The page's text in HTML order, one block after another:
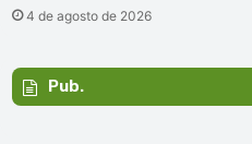
4 de agosto de 2026
Pub.